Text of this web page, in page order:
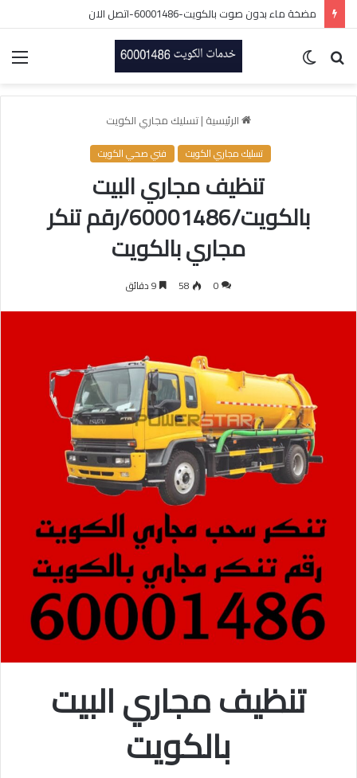
تصليح سخانات مركزيه الكويت/60001486/فني سخانات بالكويت
بحث
الرئيسية |تسليك مجاري الكويت
تسليك مجاري الكويت فني صحي الكويت
تنظيف مجاري البيت
بالكويت/60001486/رقم تنكر
مجاري بالكويت
0
58
تنظيف مجاري البيت
بالكويت